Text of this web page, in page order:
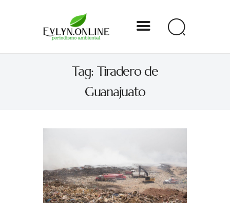
Tag: Tiradero de
Guanajuato
Evlyn Online
Periodismo para autogobernarse
Nacional
Especial
Opinión